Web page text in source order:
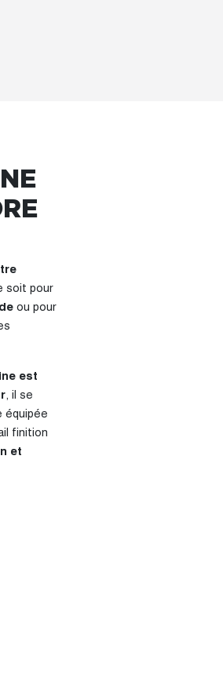
soit pour
ou pour
est
, il se
équipée
finition
et